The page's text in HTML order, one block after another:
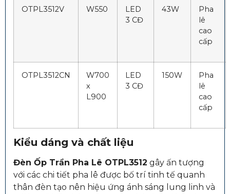
OTPL3512V W550
LED
3 CĐ
43W
Pha
lê
cao
cấp
OTPL3512CN
W700
x
L900
LED
3 CĐ
150W
Pha
lê
cao
cấp
Kiểu dáng và chất liệu
Đèn Ốp Trần Pha Lê OTPL3512 gây ấn tượng
với các chi tiết pha lê được bố trí tinh tế quanh
thân đèn tạo nên hiệu ứng ánh sáng lung linh và